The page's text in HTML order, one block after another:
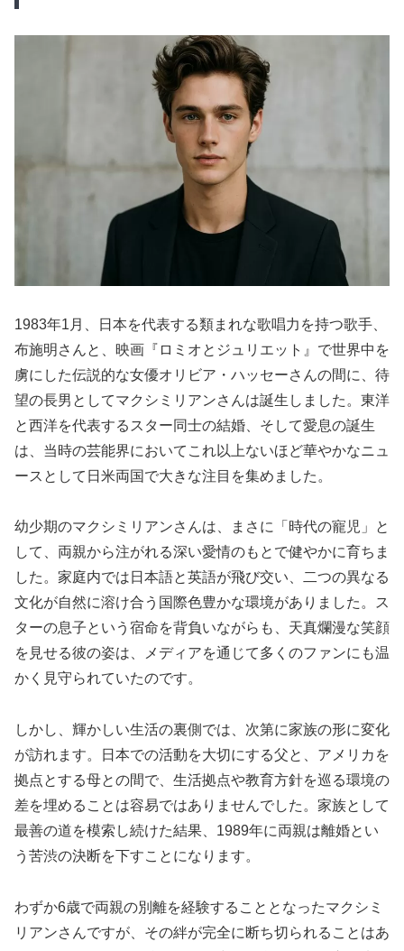
1983年1月、日本を代表する類まれな歌唱力を持つ歌手、
布施明さんと、映画『ロミオとジュリエット』で世界中を
虜にした伝説的な女優オリビア・ハッセーさんの間に、待
望の長男としてマクシミリアンさんは誕生しました。東洋
と西洋を代表するスター同士の結婚、そして愛息の誕生
は、当時の芸能界においてこれ以上ないほど華やかなニュ
ースとして日米両国で大きな注目を集めました。
幼少期のマクシミリアンさんは、まさに「時代の寵児」と
して、両親から注がれる深い愛情のもとで健やかに育ちま
した。家庭内では日本語と英語が飛び交い、二つの異なる
文化が自然に溶け合う国際色豊かな環境がありました。ス
ターの息子という宿命を背負いながらも、天真爛漫な笑顔
を見せる彼の姿は、メディアを通じて多くのファンにも温
かく見守られていたのです。
しかし、輝かしい生活の裏側では、次第に家族の形に変化
が訪れます。日本での活動を大切にする父と、アメリカを
拠点とする母との間で、生活拠点や教育方針を巡る環境の
差を埋めることは容易ではありませんでした。家族として
最善の道を模索し続けた結果、1989年に両親は離婚とい
う苦渋の決断を下すことになります。
わずか6歳で両親の別離を経験することとなったマクシミ
リアンさんですが、その絆が完全に断ち切られることはあ